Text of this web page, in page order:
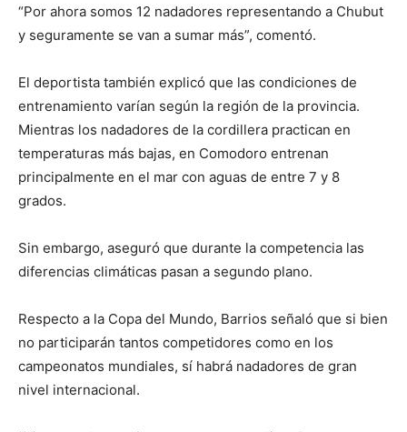
“Por ahora somos 12 nadadores representando a Chubut
y seguramente se van a sumar más”, comentó.
El deportista también explicó que las condiciones de
entrenamiento varían según la región de la provincia.
Mientras los nadadores de la cordillera practican en
temperaturas más bajas, en Comodoro entrenan
principalmente en el mar con aguas de entre 7 y 8
grados.
Sin embargo, aseguró que durante la competencia las
diferencias climáticas pasan a segundo plano.
Respecto a la Copa del Mundo, Barrios señaló que si bien
no participarán tantos competidores como en los
campeonatos mundiales, sí habrá nadadores de gran
nivel internacional.